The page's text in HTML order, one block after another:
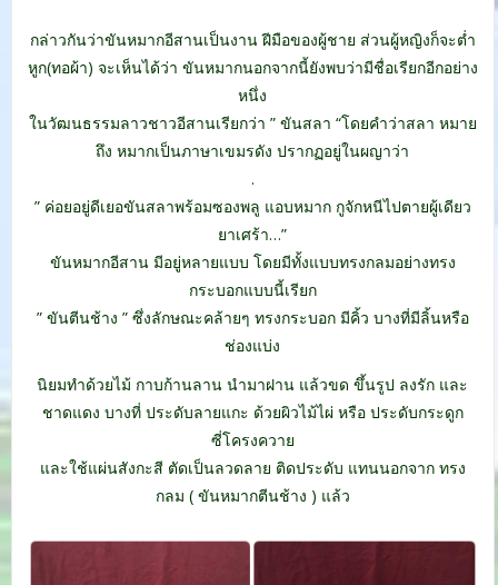
กล่าวกันว่าขันหมากอีสานเป็นงาน ฝีมือของผู้ชาย ส่วนผู้หญิงก็จะต่ำ
หูก(ทอผ้า) จะเห็นได้ว่า ขันหมากนอกจากนี้ยังพบว่ามีชื่อเรียกอีกอย่าง
หนึ่ง
ในวัฒนธรรมลาวชาวอีสานเรียกว่า ” ขันสลา “โดยคำว่าสลา หมาย
ถึง หมากเป็นภาษาเขมรดัง ปรากฏอยู่ในผญาว่า
.
” ค่อยอยู่ดีเยอขันสลาพร้อมซองพลู แอบหมาก กูจักหนีไปตายผู้เดียว
ยาเศร้า…”
ขันหมากอีสาน มีอยู่หลายแบบ โดยมีทั้งแบบทรงกลมอย่างทรง
กระบอกแบบนี้เรียก
” ขันตีนช้าง ” ซึ่งลักษณะคล้ายๆ ทรงกระบอก มีคิ้ว บางที่มีลิ้นหรือ
ช่องแบ่ง
นิยมทำด้วยไม้ กาบก้านลาน นำมาฝาน แล้วขด ขึ้นรูป ลงรัก และ
ชาดแดง บางที่ ประดับลายแกะ ด้วยผิวไม้ไผ่ หรือ ประดับกระดูก
ซี่โครงควาย
และใช้แผ่นสังกะสี ตัดเป็นลวดลาย ติดประดับ แทนนอกจาก ทรง
กลม ( ขันหมากตีนช้าง ) แล้ว